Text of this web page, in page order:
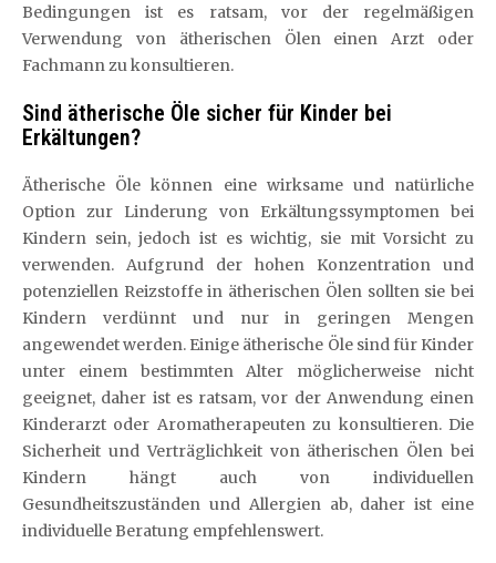
Bedingungen ist es ratsam, vor der regelmäßigen
Verwendung von ätherischen Ölen einen Arzt oder
Fachmann zu konsultieren.
Sind ätherische Öle sicher für Kinder bei
Erkältungen?
Ätherische Öle können eine wirksame und natürliche
Option zur Linderung von Erkältungssymptomen bei
Kindern sein, jedoch ist es wichtig, sie mit Vorsicht zu
verwenden. Aufgrund der hohen Konzentration und
potenziellen Reizstoffe in ätherischen Ölen sollten sie bei
Kindern verdünnt und nur in geringen Mengen
angewendet werden. Einige ätherische Öle sind für Kinder
unter einem bestimmten Alter möglicherweise nicht
geeignet, daher ist es ratsam, vor der Anwendung einen
Kinderarzt oder Aromatherapeuten zu konsultieren. Die
Sicherheit und Verträglichkeit von ätherischen Ölen bei
Kindern hängt auch von individuellen
Gesundheitszuständen und Allergien ab, daher ist eine
individuelle Beratung empfehlenswert.